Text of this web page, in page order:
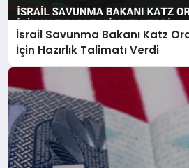
İsrail Savunma Bakanı Katz
İçin Hazırlık Talimatı Verdi